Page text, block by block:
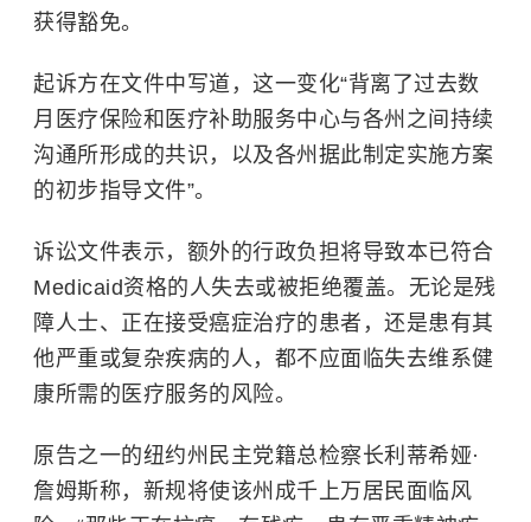
获得豁免。
起诉方在文件中写道，这一变化“背离了过去数
月医疗保险和医疗补助服务中心与各州之间持续
沟通所形成的共识，以及各州据此制定实施方案
的初步指导文件”。
诉讼文件表示，额外的行政负担将导致本已符合
Medicaid资格的人失去或被拒绝覆盖。无论是残
障人士、正在接受癌症治疗的患者，还是患有其
他严重或复杂疾病的人，都不应面临失去维系健
康所需的医疗服务的风险。
原告之一的纽约州民主党籍总检察长利蒂希娅·
詹姆斯称，新规将使该州成千上万居民面临风